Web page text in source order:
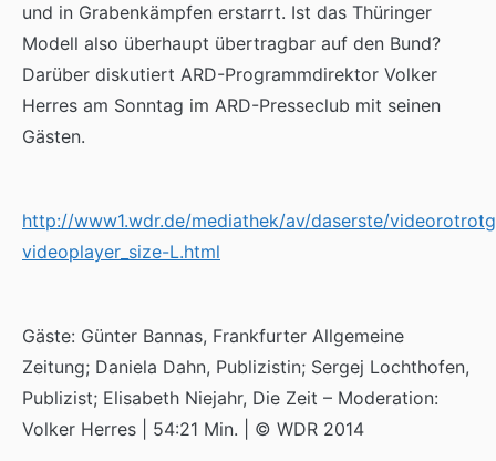
und in Grabenkämpfen erstarrt. Ist das Thüringer
Modell also überhaupt übertragbar auf den Bund?
Darüber diskutiert ARD-Programmdirektor Volker
Herres am Sonntag im ARD-Presseclub mit seinen
Gästen.
http://www1.wdr.de/mediathek/av/daserste/
videoplayer_size-L.html
Gäste: Günter Bannas, Frankfurter Allgemeine
Zeitung; Daniela Dahn, Publizistin; Sergej Lochthofen,
Publizist; Elisabeth Niejahr, Die Zeit – Moderation:
Volker Herres | 54:21 Min. | © WDR 2014